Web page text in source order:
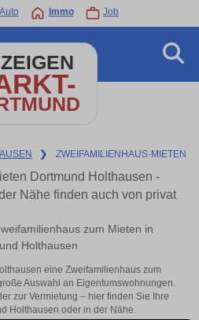
Auto Immo Job
❯ ZWEIFAMILIENHAUS-MIETEN
Dortmund Holthausen -
Nähe finden auch von privat
zum Mieten in
Holthausen
eine Zweifamilienhaus zum
Auswahl an Eigentumswohnungen.
zur Vermietung – hier finden Sie Ihre
Holthausen oder in der Nähe.